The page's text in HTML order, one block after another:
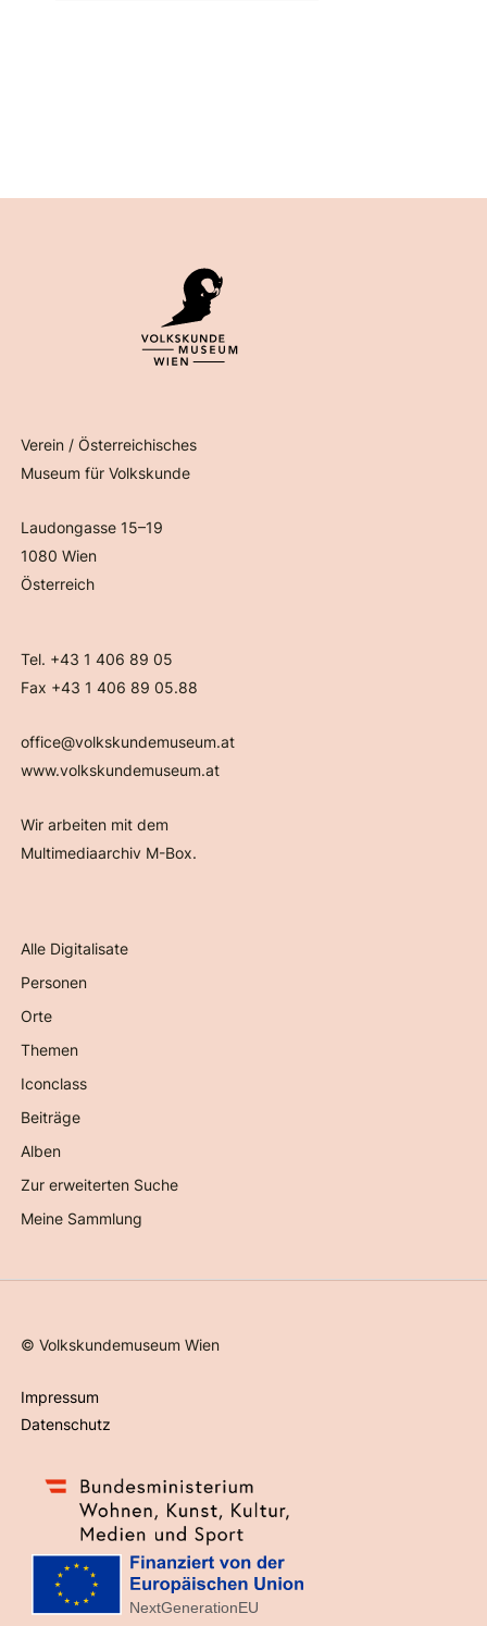
Verein / Österreichisches
Museum für Volkskunde
Laudongasse 15–19
1080 Wien
Österreich
Tel. +43 1 406 89 05
Fax +43 1 406 89 05.88
office@volkskundemuseum.at
www.volkskundemuseum.at
Wir arbeiten mit dem
Multimediaarchiv M-Box.
Alle Digitalisate
Personen
Orte
Themen
Iconclass
Beiträge
Alben
Zur erweiterten Suche
Meine Sammlung
©Volkskundemuseum Wien
Impressum
Datenschutz